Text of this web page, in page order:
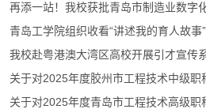
青岛